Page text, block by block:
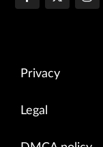
Privacy
Legal